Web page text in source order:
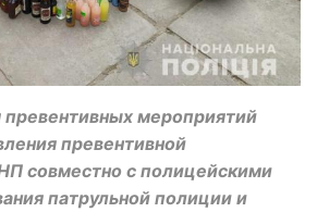
мероприятий
превентивной
совместно с полицейскими
патрульной полиции и